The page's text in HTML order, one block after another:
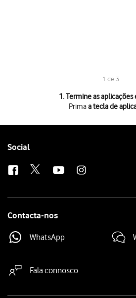
1 de 3
1. Termine as aplicações
Primaa tecla de
Para terminar uma aplicação em curso,
Follow
Social
Contacta-nos
WhatsApp
Fala connosco